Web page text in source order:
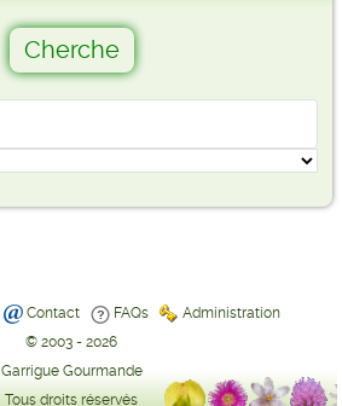
Contact FAQs
Administration
© 2003 - 2026
Garrigue Gourmande
Tous droits réservés